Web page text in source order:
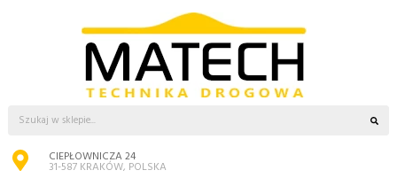
CIEPŁOWNICZA 24
31-587 KRAKÓW, POLSKA